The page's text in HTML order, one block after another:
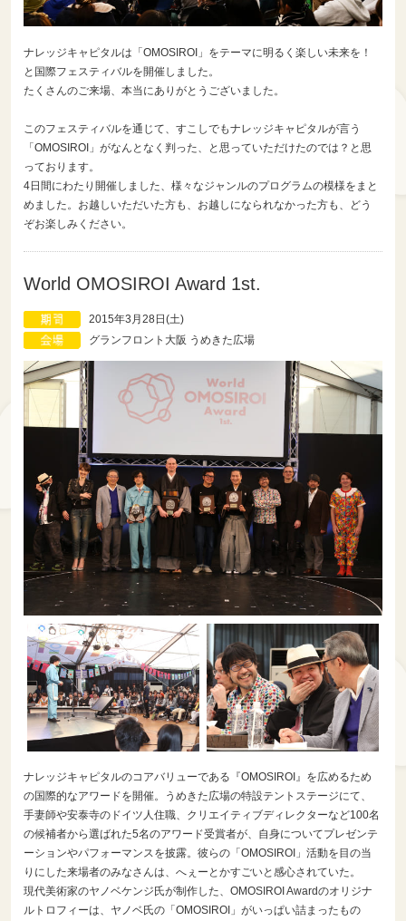
ナレッジキャピタルは「OMOSIROI」をテーマに明るく楽しい未来を！
と国際フェスティバルを開催しました。
たくさんのご来場、本当にありがとうございました。
このフェスティバルを通じて、すこしでもナレッジキャピタルが言う
「OMOSIROI」がなんとなく判った、と思っていただけたのでは？と思
っております。
4日間にわたり開催しました、様々なジャンルのプログラムの模様をまと
めました。お越しいただいた方も、お越しになられなかった方も、どう
ぞお楽しみください。
World OMOSIROI Award 1st.
2015年3月28日(土)
グランフロント大阪 うめきた広場
ナレッジキャピタルのコアバリューである『OMOSIROI』を広めるため
の国際的なアワードを開催。うめきた広場の特設テントステージにて、
手妻師や安泰寺のドイツ人住職、クリエイティブディレクターなど100名
の候補者から選ばれた5名のアワード受賞者が、自身についてプレゼンテ
ーションやパフォーマンスを披露。彼らの「OMOSIROI」活動を目の当
りにした来場者のみなさんは、へぇーとかすごいと感心されていた。
現代美術家のヤノベケンジ氏が制作した、OMOSIROI Awardのオリジナ
ルトロフィーは、ヤノベ氏の「OMOSIROI」がいっぱい詰まったもの